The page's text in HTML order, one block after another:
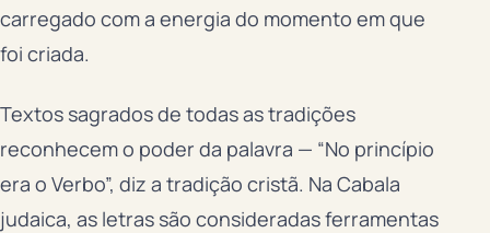
carregado com a energia do momento em que
foi criada.
Textos sagrados de todas as tradições
reconhecem o poder da palavra — “No princípio
era o Verbo”, diz a tradição cristã. Na Cabala
judaica, as letras são consideradas ferramentas